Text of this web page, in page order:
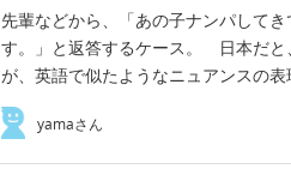
先輩などから、「あの子ナンパして
す。」と返答するケース。 日本だと
が、英語で似たようなニュアンスの表
yamaさん